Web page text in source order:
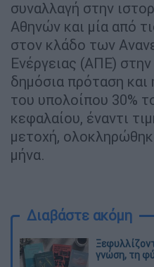
συναλλαγή στην
Αθηνών και μία από
στον κλάδο των
Ενέργειας (ΑΠΕ)
δημόσια πρόταση και
του υπολοίπου 30%
κεφαλαίου, έναντι
μετοχή,
μήνα.
Διαβάστε ακόμη
γνώση, τη